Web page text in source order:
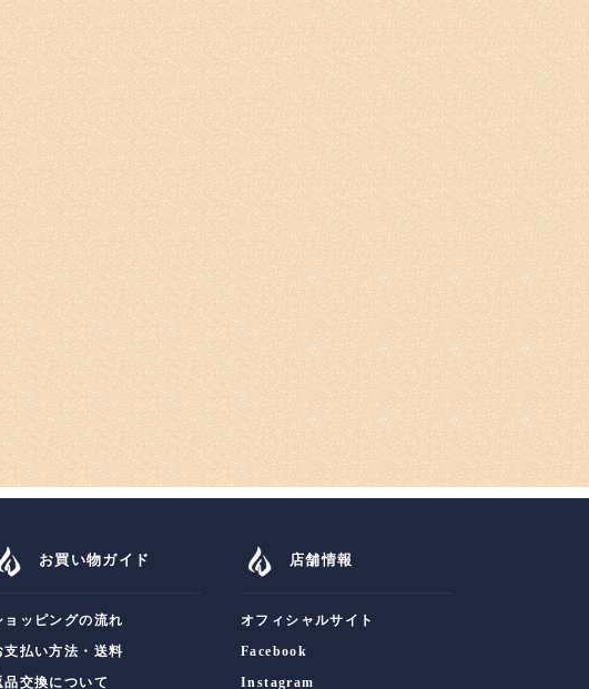
お買い物ガイド
ョッピングの流れ
支払い方法・送料
品交換について
店舗情報
オフィシャルサイト
Facebook
Instagram